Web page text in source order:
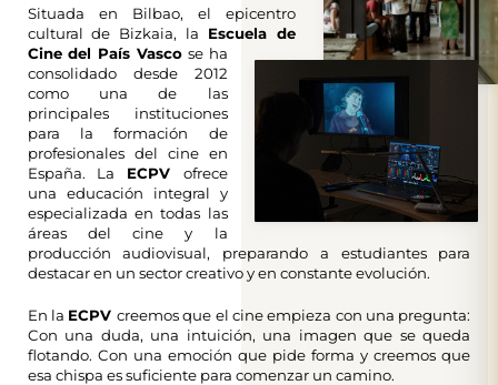
Situada en Bilbao, el epicentro
cultural de Bizkaia, la Escuela de
Cine del País Vascose ha
consolidado desde 2012
como una de las
principales instituciones
para la formación de
profesionales del cine en
España. La ECPV ofrece
una educación integral y
especializada en todas las
áreas del cine y la
producción audiovisual, preparando a estudiantes para
destacar en un sector creativo y en constante evolución.
En la ECPV creemos que el cine empieza con una pregunta:
Con una duda, una intuición, una imagen que se queda
flotando. Con una emoción que pide forma y creemos que
esa chispa es suficiente para comenzar un camino.